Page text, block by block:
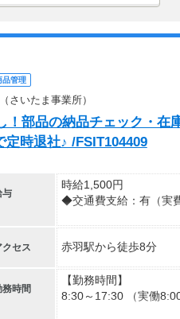
品管理
さいたま事業所）
！部品の納品チェック・
時退社♪ /FSIT104409
与
時給1,500円
◆交通費支給：有（実
途支給
クセス 赤羽駅から徒歩8分
務時間
【勤務時間】
8:30～17:30 （実働